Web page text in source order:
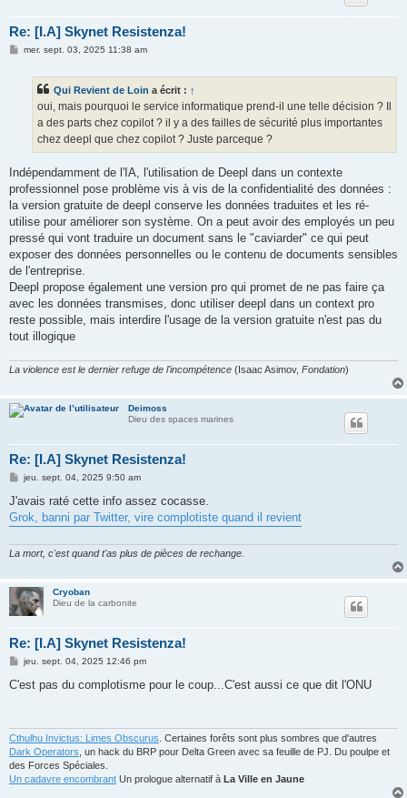
Re: [I.A] Skynet Resistenza!
Mmer. sept. 03, 2025 11:38 am
Qui Revient de Loin a écrit : ↑
oui, mais pourquoi le service informatique prend-il une telle décision ? Il
a des parts chez copilot ? il y a des failles de sécurité plus importantes
chez deepl que chez copilot ? Juste parceque ?
Indépendamment de l'IA, l'utilisation de Deepl dans un contexte
professionnel pose problème vis à vis de la confidentialité des données :
la version gratuite de deepl conserve les données traduites et les ré-
utilise pour améliorer son système. On a peut avoir des employés un peu
pressé qui vont traduire un document sans le "caviarder" ce qui peut
exposer des données personnelles ou le contenu de documents sensibles
de l'entreprise.
Deepl propose également une version pro qui promet de ne pas faire ça
avec les données transmises, donc utiliser deepl dans un context pro
reste possible, mais interdire l'usage de la version gratuite n'est pas du
tout illogique
La violence est le dernier refuge de l'incompétence (Isaac Asimov, Fondation)
Deimoss
Dieu des spaces marines
Re: [I.A] Skynet Resistenza!
M
s
a
jeu. sept. 04, 2025 9:50 am
J'avais raté cette info assez cocasse.
Grok, banni par Twitter, vire complotiste quand il revient
La mort, c'est quand t'as plus de pièces de rechange.
Cryoban
Dieu de la carbonite
Re: [I.A] Skynet Resistenza!
M
s
jeu. sept. 04, 2025 12:46 pm
C'est pas du complotisme pour le coup...C'est aussi ce que dit l'ONU
Cthulhu Invictus: Limes Obscurus . Certaines forêts sont plus sombres que d'autres
Dark Operators , un hack du BRP pour Delta Green avec sa feuille de PJ. Du poulpe et
des Forces Spéciales.
Un cadavre encombrant Un prologue alternatif à La Ville en Jaune